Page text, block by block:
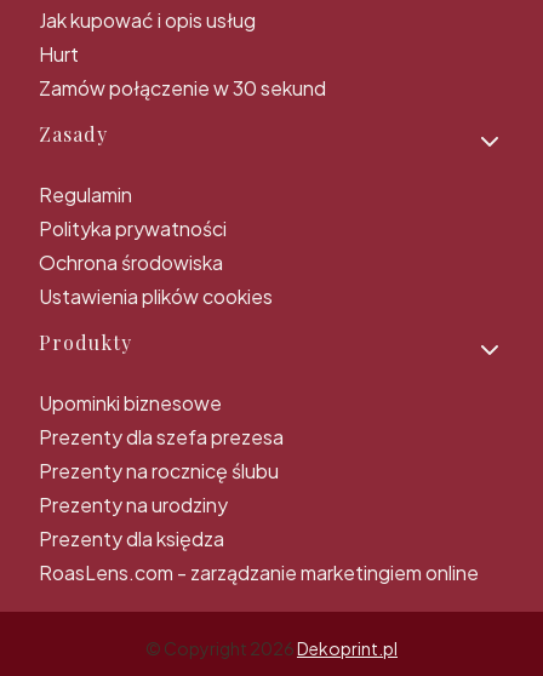
Jak kupować i opis usług
Hurt
Zamów połączenie w 30 sekund
Zasady
Regulamin
Polityka prywatności
Ochrona środowiska
Ustawienia plików cookies
Produkty
Upominki biznesowe
Prezenty dla szefa prezesa
Prezenty na rocznicę ślubu
Prezenty na urodziny
Prezenty dla księdza
RoasLens.com - zarządzanie marketingiem online
© Copyright 2026Dekoprint.pl